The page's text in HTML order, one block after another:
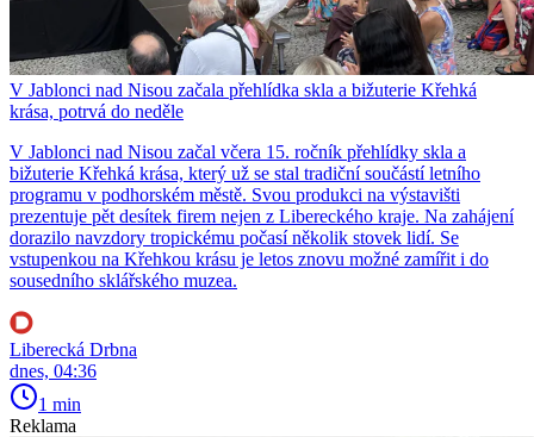
V Jablonci nad Nisou začala přehlídka skla a bižuterie Křehká
krása, potrvá do neděle
V Jablonci nad Nisou začal včera 15. ročník přehlídky skla a
bižuterie Křehká krása, který už se stal tradiční součástí letního
programu v podhorském městě. Svou produkci na výstavišti
prezentuje pět desítek firem nejen z Libereckého kraje. Na zahájení
dorazilo navzdory tropickému počasí několik stovek lidí. Se
vstupenkou na Křehkou krásu je letos znovu možné zamířit i do
sousedního sklářského muzea.
Liberecká Drbna
dnes, 04:36
1 min
Reklama